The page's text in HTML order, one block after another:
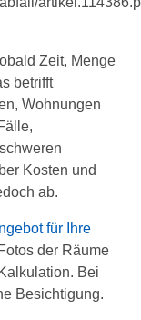
Zeit, Menge
betrifft
Wohnungen
Kosten und
ab.
für Ihre
der Räume
Bei
Besichtigung.